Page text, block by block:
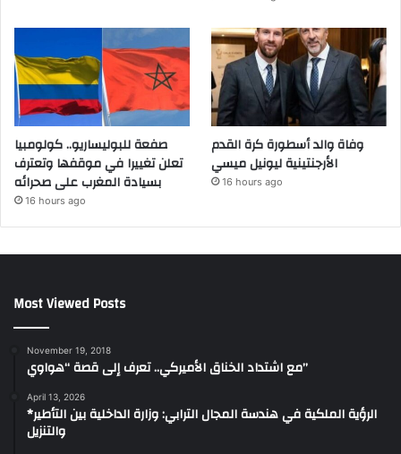
صفعة للبوليساريو.. كولومبيا
تعلن تغييرا في موقفها وتعترف
بسيادة المغرب على صحرائه
16 hours ago
وفاة والد أسطورة كرة القدم
الأرجنتينية ليونيل ميسي
16 hours ago
Most Viewed Posts
November 19, 2018
مع اشتداد الخناق الأميركي.. تعرف إلى قصة “هواوي”
April 13, 2026
*الرؤية الملكية في هندسة المجال الترابي: وزارة الداخلية بين التأطير
والتنزيل